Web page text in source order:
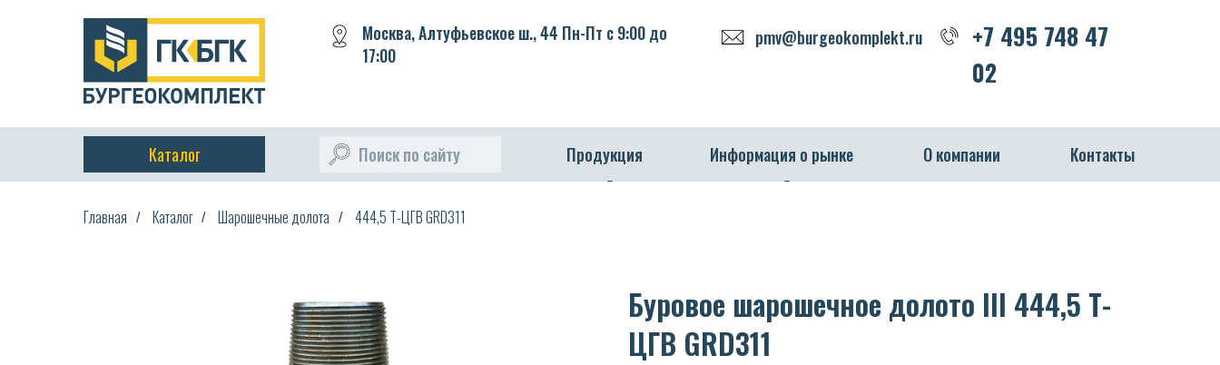
Каталог Продукция О компании Контакты
pmv@burgeokomplekt.ru
Москва, Алтуфьевское ш., 44 Пн-Пт с 9:00 до
17:00
+7 495 748 47
02
Поиск по сайту Информация о рынке
+7 495 748 47 02
Главная / Каталог / Шарошечные долота / 444,5 Т-ЦГВ GRD311
Буровое шарошечное долото III 444,5 Т-
ЦГВ GRD311